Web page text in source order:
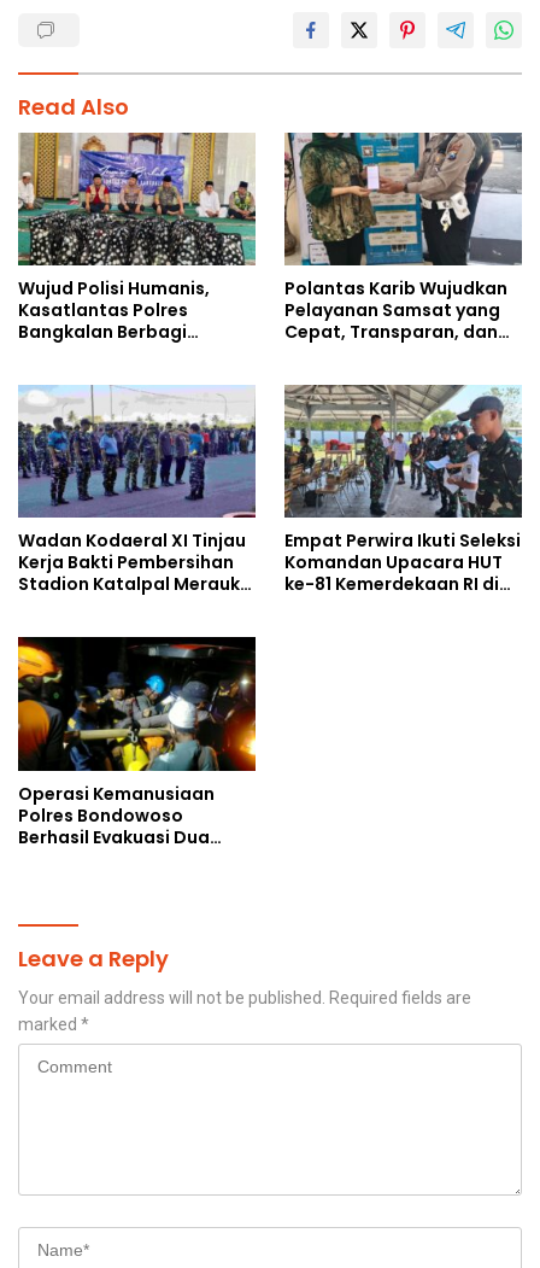
Read Also
Wujud Polisi Humanis,
Kasatlantas Polres
Bangkalan Berbagi
Ahmad Ibrahim
Polantas Karib Wujudkan
Pelayanan Samsat yang
Cepat, Transparan, dan
Wadan Kodaeral XI Tinjau
Kerja Bakti Pembersihan
Stadion Katalpal Merauke,
Empat Perwira Ikuti Seleksi
Komandan Upacara HUT
ke-81 Kemerdekaan RI di
Operasi Kemanusiaan
Polres Bondowoso
Berhasil Evakuasi Dua
Leave a Reply
Your email address will not be published.
Required fields are
marked *